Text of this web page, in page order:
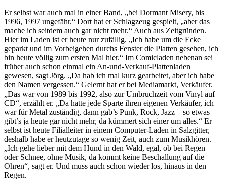
Er selbst war auch mal in einer Band, „bei Dormant Misery, bis
1996, 1997 ungefähr.“ Dort hat er Schlagzeug gespielt, „aber das
mache ich seitdem auch gar nicht mehr.“ Auch aus Zeitgründen.
Hier im Laden ist er heute nur zufällig. „Ich habe um die Ecke
geparkt und im Vorbeigehen durchs Fenster die Platten gesehen, ich
bin heute völlig zum ersten Mal hier.“ Im Comicladen nebenan sei
früher auch schon einmal ein An-und-Verkauf-Plattenladen
gewesen, sagt Jörg. „Da hab ich mal kurz gearbeitet, aber ich habe
den Namen vergessen.“ Gelernt hat er bei Mediamarkt, Verkäufer.
„Das war von 1989 bis 1992, also zur Umbruchzeit vom Vinyl auf
CD“, erzählt er. „Da hatte jede Sparte ihren eigenen Verkäufer, ich
war für Metal zuständig, dann gab’s Punk, Rock, Jazz – so etwas
gibt’s ja heute gar nicht mehr, da kümmert sich einer um alles.“ Er
selbst ist heute Filialleiter in einem Computer-Laden in Salzgitter,
deshalb habe er heutzutage so wenig Zeit, auch zum Musikhören.
„Ich gehe lieber mit dem Hund in den Wald, egal, ob bei Regen
oder Schnee, ohne Musik, da kommt keine Beschallung auf die
Ohren“, sagt er. Und muss auch schon wieder los, hinaus in den
Regen.